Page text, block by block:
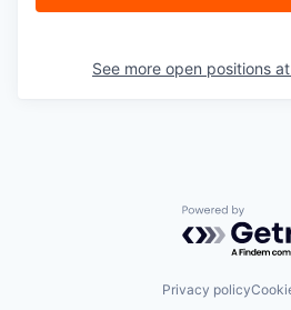
See more open positions at
Powered by
Privacy policy